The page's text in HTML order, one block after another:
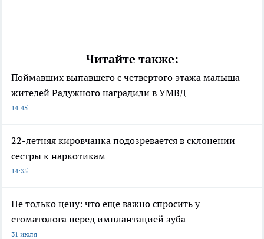
Читайте также:
Поймавших выпавшего с четвертого этажа малыша
жителей Радужного наградили в УМВД
14:45
22-летняя кировчанка подозревается в склонении
сестры к наркотикам
14:35
Не только цену: что еще важно спросить у
стоматолога перед имплантацией зуба
31 июля